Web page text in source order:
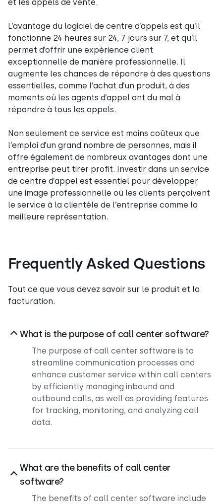
et les appels de vente.
L’avantage du logiciel de centre d’appels est qu’il
fonctionne 24 heures sur 24, 7 jours sur 7, et qu’il
permet d’offrir une expérience client
exceptionnelle de manière professionnelle. Il
augmente les chances de répondre à des questions
essentielles, comme l’achat d’un produit, à des
moments où les agents d’appel ont du mal à
répondre à tous les appels.
Non seulement ce service est moins coûteux que
l’emploi d’un grand nombre de personnes, mais il
offre également de nombreux avantages dont une
entreprise peut tirer profit. Investir dans un service
de centre d’appel est essentiel pour développer
une image professionnelle où les clients perçoivent
le service à la clientèle de l’entreprise comme la
meilleure représentation.
Frequently Asked Questions
Tout ce que vous devez savoir sur le produit et la
facturation.
What is the purpose of call center software?
The purpose of call center software is to
streamline communication processes and
enhance customer service within call centers
by efficiently managing inbound and
outbound calls, as well as providing features
for tracking, monitoring, and analyzing call
data.
What are the benefits of call center
software?
The benefits of call center software include